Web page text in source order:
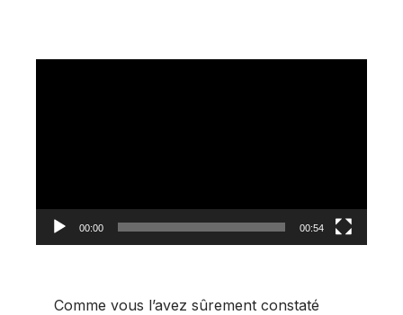
00:00 00:54
Comme vous l’avez sûrement constaté